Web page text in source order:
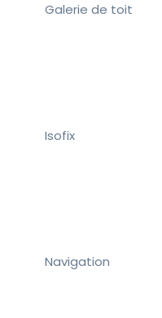
Galerie de toit
Isofix
Navigation